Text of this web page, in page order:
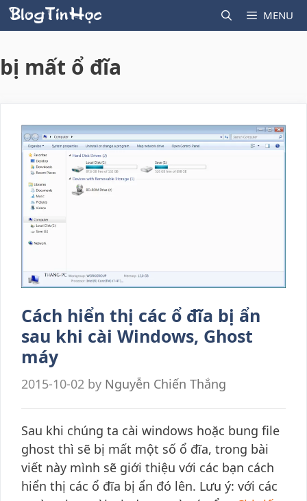
Skip
to
MENU
bị mất ổ đĩa
Cách hiển thị các ổ đĩa bị ẩn
sau khi cài Windows, Ghost
máy
2015-10-02 by Nguyễn Chiến Thắng
Sau khi chúng ta cài windows hoặc bung file
ghost thì sẽ bị mất một số ổ đĩa, trong bài
viết này mình sẽ giới thiệu với các bạn cách
hiển thị các ổ đĩa bị ẩn đó lên. Lưu ý: với các